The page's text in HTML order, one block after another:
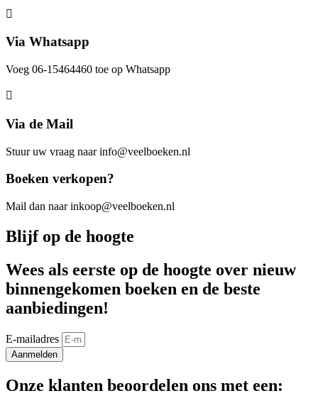
Via Whatsapp
Voeg 06-15464460 toe op Whatsapp
Via de Mail
Stuur uw vraag naar info@veelboeken.nl
Boeken verkopen?
Mail dan naar inkoop@veelboeken.nl
Blijf op de hoogte
Wees als eerste op de hoogte over nieuw
binnengekomen boeken en de beste
aanbiedingen!
E-mailadres
Aanmelden
Onze klanten beoordelen ons met een: